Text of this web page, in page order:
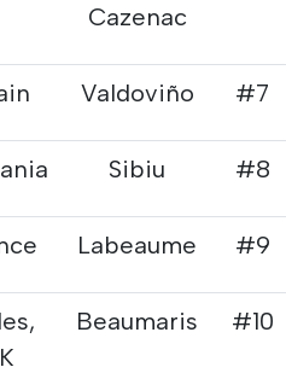
Cazenac
#7
Valdoviño
#8
Sibiu
#9
Labeaume
#10
Beaumaris